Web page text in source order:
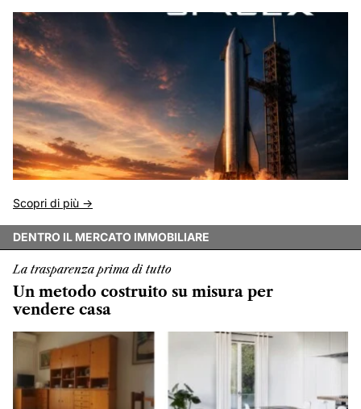
Scopri di più ->
DENTRO IL MERCATO IMMOBILIARE
La trasparenza prima di tutto
Un metodo costruito su misura per
vendere casa